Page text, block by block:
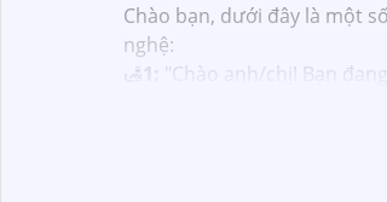
Chào bạn, dưới đây là một
nghệ:
🛃1: "Chào anh/chị! Bạn
"Bạn muốn mua